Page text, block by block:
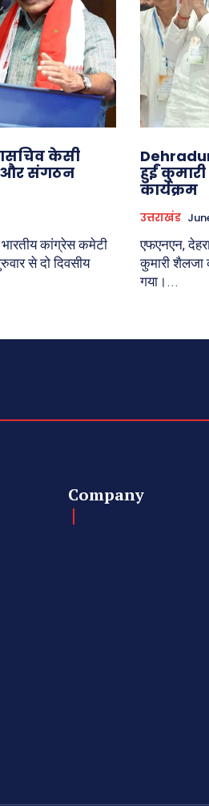
केसी
और संगठन
कांग्रेस कमेटी
से दो दिवसीय
हुईं
कार्यक्रम
उत्तराखंड
एफएनएन,
कुमारी शैलजा
गया।...
Company